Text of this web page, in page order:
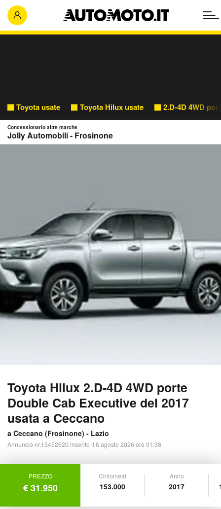
Toyota usate Toyota Hilux usate 2.D-4D 4WD
Toyota Hilux 2.D-4D 4WD porte
Double Cab Executive del 2017
usata a Ceccano
a Ceccano (Frosinone) - Lazio
Annuncio nr.15452620 inserito il 6 agosto 2026 ore 01:38
Concessionario altre marche
Jolly Automobili - Frosinone
PREZZO
€ 31.950
Chilometri
153.000
Anno
2017